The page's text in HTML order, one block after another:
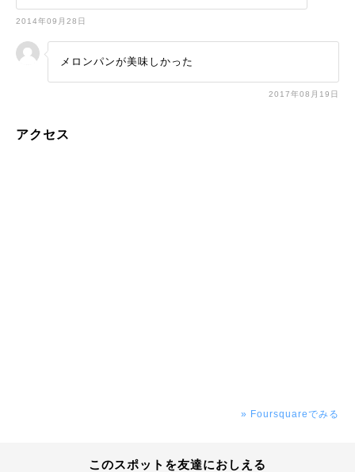
2014年09月28日
メロンパンが美味しかった
2017年08月19日
アクセス
» Foursquareでみる
このスポットを友達におしえる